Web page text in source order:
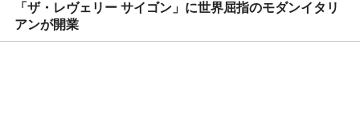
「ザ・レヴェリー サイゴン」に世界屈指のモダンイタリ
アンが開業